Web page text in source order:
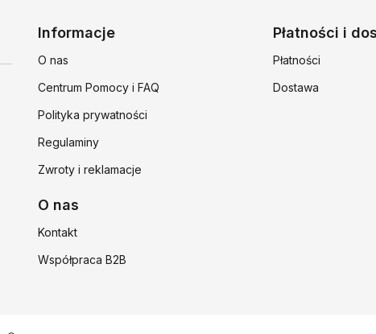
Linki w stopce
Informacje
O nas
Centrum Pomocy i FAQ
Polityka prywatności
Regulaminy
Zwroty i reklamacje
Płatności i
Płatności
Dostawa
O nas
Kontakt
Współpraca B2B